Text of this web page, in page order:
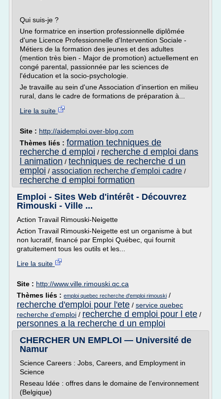
Qui suis-je ?
Une formatrice en insertion professionnelle diplômée
d'une Licence Professionnelle d'Intervention Sociale -
Métiers de la formation des jeunes et des adultes
(mention très bien - Major de promotion) actuellement en
congé parental, passionnée par les sciences de
l'éducation et la socio-psychologie.
Je travaille au sein d'une Association d'insertion en milieu
rural, dans le cadre de formations de préparation à...
Lire la suite
Site : http://aidemploi.over-blog.com
Thèmes liés : formation techniques de
recherche d emploi / recherche d emploi dans
l animation / techniques de recherche d un
emploi / association recherche d'emploi cadre /
recherche d emploi formation
Emploi - Sites Web d'intérêt - Découvrez
Rimouski - Ville ...
Action Travail Rimouski-Neigette
Action Travail Rimouski-Neigette est un organisme à but
non lucratif, financé par Emploi Québec, qui fournit
gratuitement tous les outils et les...
Lire la suite
Site : http://www.ville.rimouski.qc.ca
Thèmes liés : emploi quebec recherche d'emploi rimouski /
recherche d'emploi pour l'ete / service quebec
recherche d'emploi / recherche d emploi pour l ete /
personnes a la recherche d un emploi
CHERCHER UN EMPLOI — Université de
Namur
Science Careers : Jobs, Careers, and Employment in
Science
Reseau Idée : offres dans le domaine de l'environnement
(Belgique)